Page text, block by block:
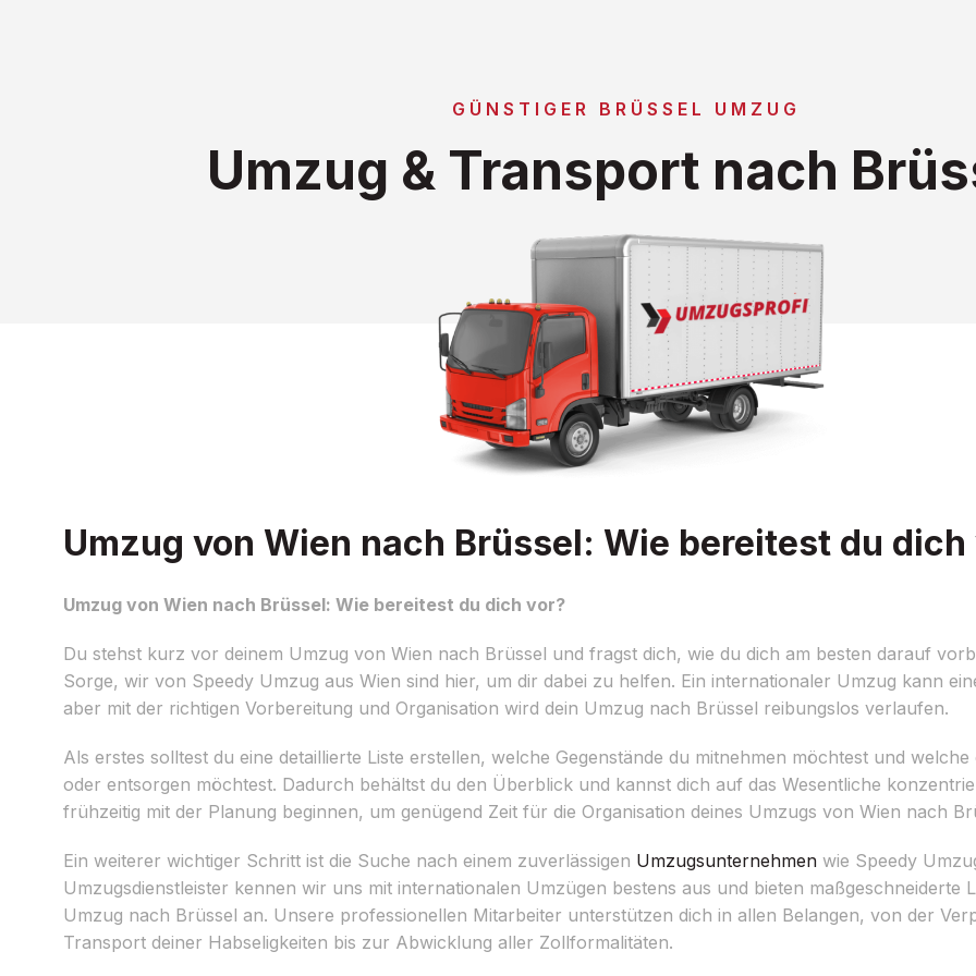
GÜNSTIGER BRÜSSEL UMZUG
Umzug & Transport nach
Umzug von Wien nach Brüssel: Wie bereitest du dich
Umzug von Wien nach Brüssel: Wie bereitest du dich vor?
Du stehst kurz vor deinem Umzug von Wien nach Brüssel und fragst dich, wie du dich am besten darauf
Sorge, wir von Speedy Umzug aus Wien sind hier, um dir dabei zu helfen. Ein internationaler Umzug kann
aber mit der richtigen Vorbereitung und Organisation wird dein Umzug nach Brüssel reibungslos verlaufen.
Als erstes solltest du eine detaillierte Liste erstellen, welche Gegenstände du mitnehmen möchtest und
oder entsorgen möchtest. Dadurch behältst du den Überblick und kannst dich auf das Wesentliche
frühzeitig mit der Planung beginnen, um genügend Zeit für die Organisation deines Umzugs von Wien nach
Ein weiterer wichtiger Schritt ist die Suche nach einem zuverlässigen Umzugsunternehmen wie Speedy
Umzugsdienstleister kennen wir uns mit internationalen Umzügen bestens aus und bieten maßgeschneiderte
Umzug nach Brüssel an. Unsere professionellen Mitarbeiter unterstützen dich in allen Belangen, von der
Transport deiner Habseligkeiten bis zur Abwicklung aller Zollformalitäten.